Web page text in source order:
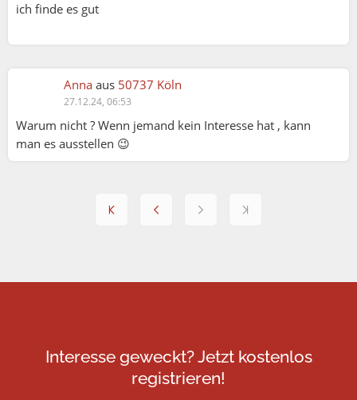
ich finde es gut
Anna aus 50737 Köln
27.12.24, 06:53
Warum nicht ? Wenn jemand kein Interesse hat , kann
man es ausstellen 😉
Interesse geweckt? Jetzt kostenlos
registrieren!